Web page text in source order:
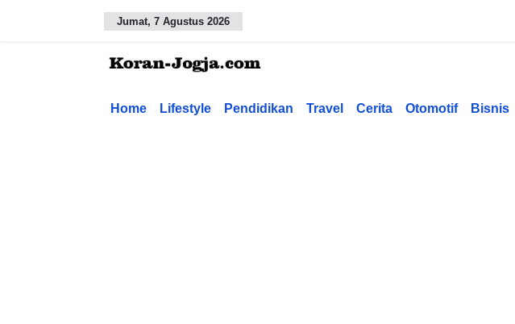
Jumat, 7 Agustus 2026
Home Lifestyle Pendidikan Travel Cerita Otomotif Bisnis